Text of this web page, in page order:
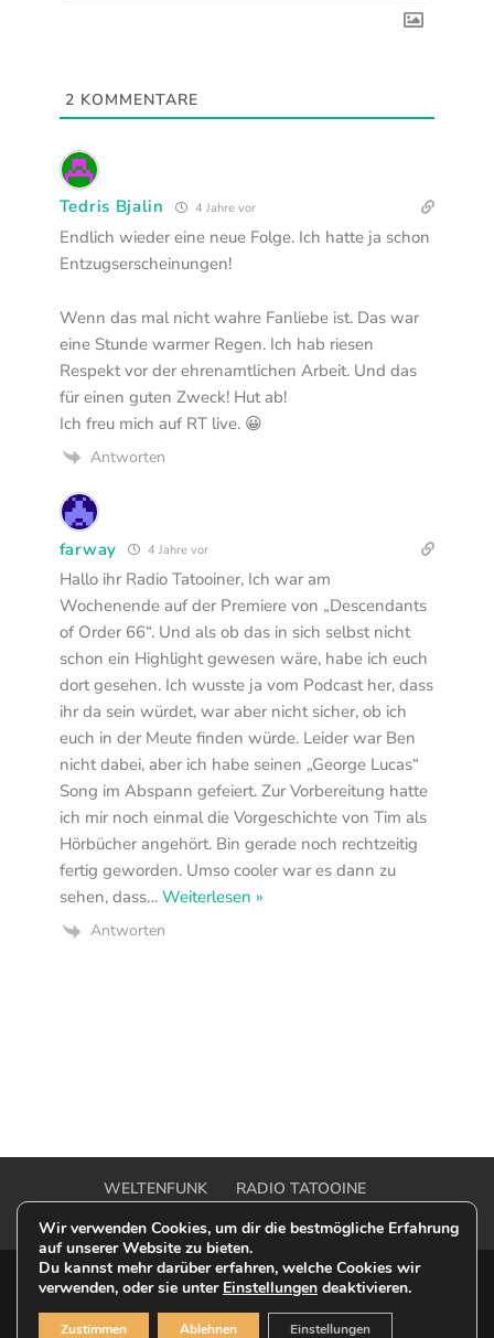
2 KOMMENTARE
Tedris Bjalin 4 Jahre vor
Endlich wieder eine neue Folge. Ich hatte ja schon
Entzugserscheinungen!
Wenn das mal nicht wahre Fanliebe ist. Das war
eine Stunde warmer Regen. Ich hab riesen
Respekt vor der ehrenamtlichen Arbeit. Und das
für einen guten Zweck! Hut ab!
Ich freu mich auf RT live. 😀
Antworten
farway 4 Jahre vor
Hallo ihr Radio Tatooiner, Ich war am
Wochenende auf der Premiere von „Descendants
of Order 66“. Und als ob das in sich selbst nicht
schon ein Highlight gewesen wäre, habe ich euch
dort gesehen. Ich wusste ja vom Podcast her, dass
ihr da sein würdet, war aber nicht sicher, ob ich
euch in der Meute finden würde. Leider war Ben
nicht dabei, aber ich habe seinen „George Lucas“
Song im Abspann gefeiert. Zur Vorbereitung hatte
ich mir noch einmal die Vorgeschichte von Tim als
Hörbücher angehört. Bin gerade noch rechtzeitig
fertig geworden. Umso cooler war es dann zu
sehen, dass… Weiterlesen »
Antworten
WELTENFUNK
RADIO TATOOINE
OUTER RIM TALK
OFF-MODEL ONE SHOT
© 2023 Weltenfunk - This is a Fan-Website |
Wir verwenden Cookies, um dir die bestmögliche Erfahrung
auf unserer Website zu bieten.
Du kannst mehr darüber erfahren, welche Cookies wir
verwenden, oder sie unter Einstellungen deaktivieren.
Zustimmen Ablehnen Einstellungen